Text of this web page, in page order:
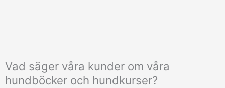
Vad säger våra kunder om våra
hundböcker och hundkurser?